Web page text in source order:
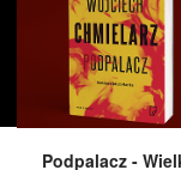
Podpalacz -